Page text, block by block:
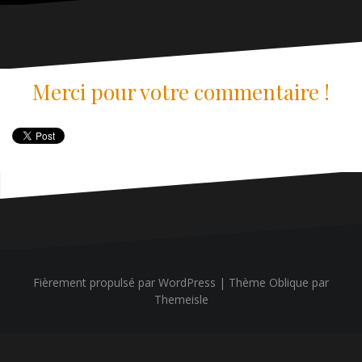
Merci pour votre commentaire !
Fièrement propulsé par WordPress | Thème Oblique par
Themeisle